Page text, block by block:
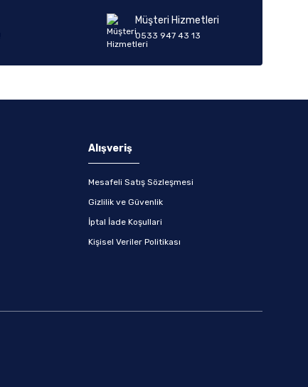
Müşteri Hizmetleri
0533 947 43 13
Alışveriş
Mesafeli Satış Sözleşmesi
Gizlilik ve Güvenlik
İptal İade Koşullari
Kişisel Veriler Politikası